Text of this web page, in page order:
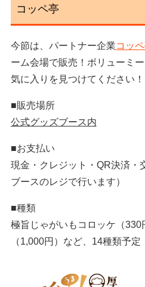
コッペ亭
今節は、パートナー企業コッ
ーム会場で販売！ボリューミ
気に入りを見つけてください！
■販売場所
公式グッズブース内
■お支払い
現金・クレジット・QR決済・
ブースのレジで行います）
■種類
極旨じゃがいもコロッケ（330
（1,000円）など、14種類予定